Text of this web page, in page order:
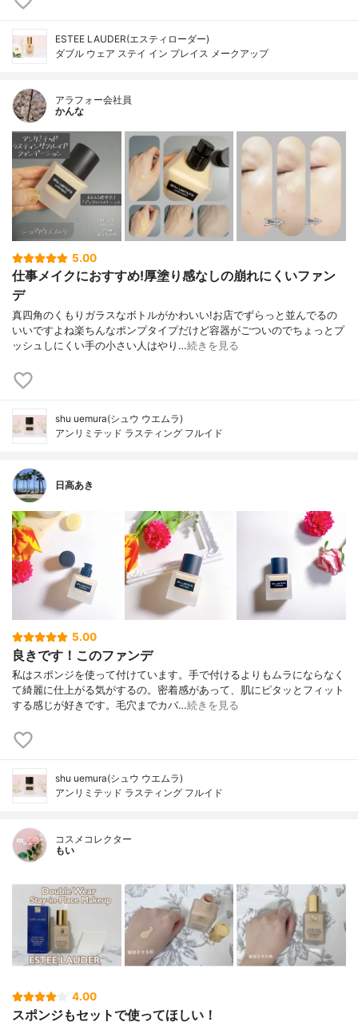
ESTEE LAUDER(エスティローダー)
ダブル ウェア ステイ イン プレイス メークアップ
アラフォー会社員
かんな
5.00
仕事メイクにおすすめ!厚塗り感なしの崩れにくいファン
デ
真四角のくもりガラスなボトルがかわいい!お店でずらっと並んでるの
いいですよね楽ちんなポンプタイプだけど容器がごついのでちょっとプ
ッシュしにくい手の小さい人はやり…続きを見る
shu uemura(シュウ ウエムラ)
アンリミテッド ラスティング フルイド
日高あき
5.00
良きです！このファンデ
私はスポンジを使って付けています。手で付けるよりもムラにならなく
て綺麗に仕上がる気がするの。密着感があって、肌にピタッとフィット
する感じが好きです。毛穴までカバ…続きを見る
shu uemura(シュウ ウエムラ)
アンリミテッド ラスティング フルイド
コスメコレクター
もい
4.00
スポンジもセットで使ってほしい！